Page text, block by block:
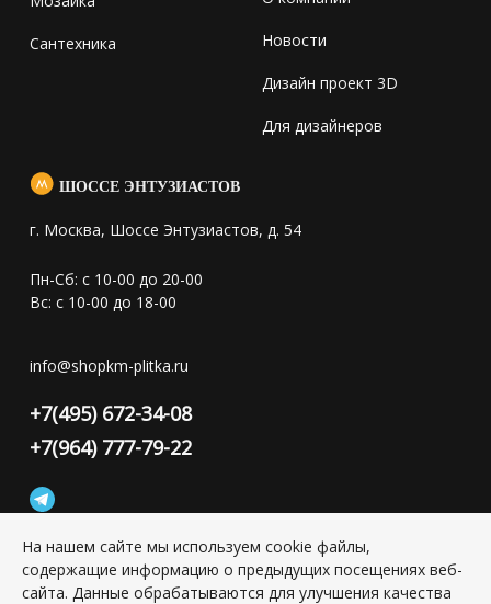
Сантехника Новости
Дизайн проект 3D
Для дизайнеров
ШОССЕ ЭНТУЗИАСТОВ
г. Москва, Шоссе Энтузиастов, д. 54
Пн-Сб: с 10-00 до 20-00
Вс: с 10-00 до 18-00
info@shopkm-plitka.ru
+7(495) 672-34-08
+7(964) 777-79-22
Конфиденциальность персональной информации
На нашем сайте мы используем cookie файлы,
содержащие информацию о предыдущих посещениях веб-
сайта. Данные обрабатываются для улучшения качества